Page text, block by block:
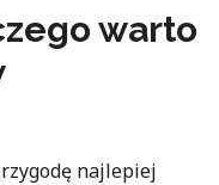
warto
najlepiej